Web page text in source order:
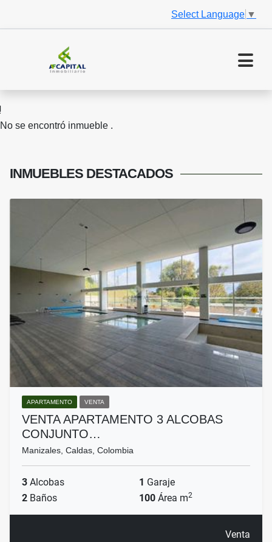
Select Language ▼
No se encontró inmueble .
INMUEBLES DESTACADOS
APARTAMENTO VENTA
VENTA APARTAMENTO 3 ALCOBAS
CONJUNTO…
Manizales, Caldas, Colombia
3 Alcobas 1 Garaje
2 Baños 100 Área m2
Venta